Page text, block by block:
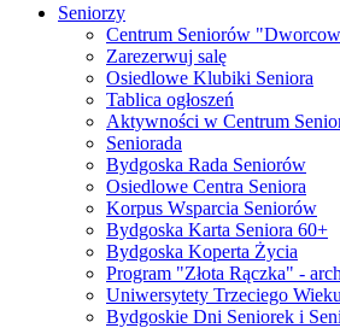
Seniorzy
Centrum Seniorów
Zarezerwuj salę
Osiedlowe Klubiki Seniora
Tablica ogłoszeń
Aktywności w Centrum
Seniorada
Bydgoska Rada Seniorów
Osiedlowe Centra Seniora
Korpus Wsparcia Seniorów
Bydgoska Karta Seniora 60+
Bydgoska Koperta Życia
Program "Złota Rączka" -
Uniwersytety Trzeciego Wieku
Bydgoskie Dni Seniorek i